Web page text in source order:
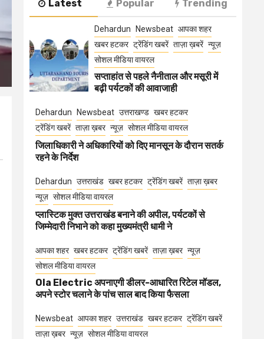
Latest Popular Trending
Dehardun Newsbeat आपका शहर
खबर हटकर ट्रेंडिंग खबरें ताज़ा ख़बरें न्यूज़
सोशल मीडिया वायरल
सप्ताहांत से पहले नैनीताल और मसूरी में
बढ़ी पर्यटकों की आवाजाही
Dehardun Newsbeat उत्तराखण्ड खबर हटकर
ट्रेंडिंग खबरें ताज़ा ख़बर न्यूज़ सोशल मीडिया वायरल
जिलाधिकारी ने अधिकारियों को दिए मानसून के दौरान सतर्क
रहने के निर्देश
Dehardun उत्तराखंड खबर हटकर ट्रेंडिंग खबरें ताज़ा ख़बर
न्यूज़ सोशल मीडिया वायरल
प्लास्टिक मुक्त उत्तराखंड बनाने की अपील, पर्यटकों से
जिम्मेदारी निभाने को कहा मुख्यमंत्री धामी ने
आपका शहर खबर हटकर ट्रेंडिंग खबरें ताज़ा ख़बर न्यूज़
सोशल मीडिया वायरल
Ola Electric अपनाएगी डीलर-आधारित रिटेल मॉडल,
अपने स्टोर चलाने के पांच साल बाद किया फैसला
Newsbeat आपका शहर उत्तराखंड खबर हटकर ट्रेंडिंग खबरें
ताज़ा ख़बर न्यूज़ सोशल मीडिया वायरल